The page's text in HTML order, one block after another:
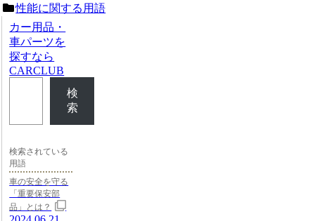
性能に関する用語
カー用品・
車パーツを
探すなら
CARCLUB
検
索
検索されている
用語
車の安全を守る
「重要保安部
品」とは？